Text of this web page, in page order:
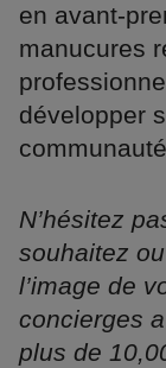
en avant-
manucures
développer
N’hésitez
souhaitez
l’image de
concierges
plus de